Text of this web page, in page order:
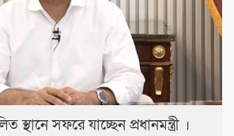
স্থানে সফরে যাচ্ছেন প্রধানমন্ত্রী ।